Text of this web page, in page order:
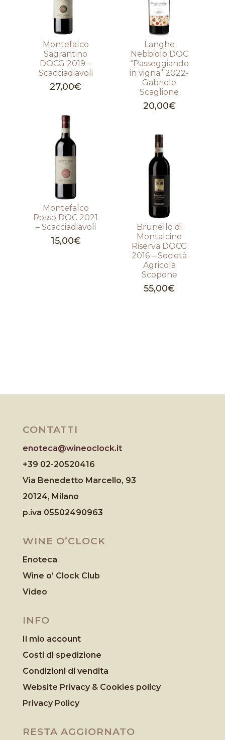
Montefalco
Sagrantino
DOCG 2019 –
Scacciadiavoli
27,00€
Langhe
Nebbiolo DOC
“Passeggiando
in vigna” 2022-
Gabriele
Scaglione
20,00€
Montefalco
Rosso DOC 2021
– Scacciadiavoli
15,00€
Brunello di
Montalcino
Riserva DOCG
2016 – Società
Agricola
Scopone
55,00€
CONTATTI
enoteca@wineoclock.it
+39 02-20520416
Via Benedetto Marcello, 93
20124, Milano
p.iva 05502490963
WINE O’CLOCK
Enoteca
Wine o’ Clock Club
Video
INFO
Il mio account
Costi di spedizione
Condizioni di vendita
Website Privacy & Cookies policy
Privacy Policy
RESTA AGGIORNATO